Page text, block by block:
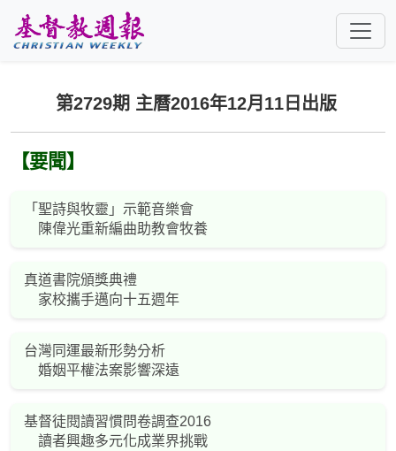
第2729期 主曆2016年12月11日出版
【要聞】
「聖詩與牧靈」示範音樂會
陳偉光重新編曲助教會牧養
真道書院頒獎典禮
家校攜手邁向十五週年
台灣同運最新形勢分析
婚姻平權法案影響深遠
基督徒閱讀習慣問卷調查2016
讀者興趣多元化成業界挑戰